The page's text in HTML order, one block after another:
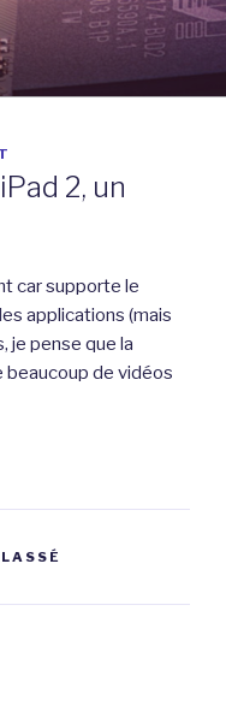
2, un
car supporte le
applications (mais
je pense que la
de vidéos